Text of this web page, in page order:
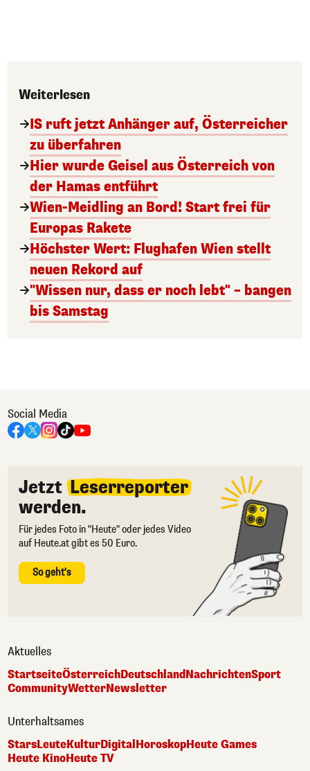
Weiterlesen
IS ruft jetzt Anhänger auf, Österreicher
zu überfahren
Hier wurde Geisel aus Österreich von
der Hamas entführt
Wien-Meidling an Bord! Start frei für
Europas Rakete
Höchster Wert: Flughafen Wien stellt
neuen Rekord auf
"Wissen nur, dass er noch lebt" – bangen
bis Samstag
Social Media
Jetzt Leserreporter
werden.
Für jedes Foto in "Heute" oder jedes Video
auf Heute.at gibt es 50 Euro.
So geht's
Aktuelles
StartseiteÖsterreichDeutschlandNachrichtenSport
CommunityWetterNewsletter
Unterhaltsames
StarsLeuteKulturDigital HoroskopHeute Games
Heute KinoHeute TV